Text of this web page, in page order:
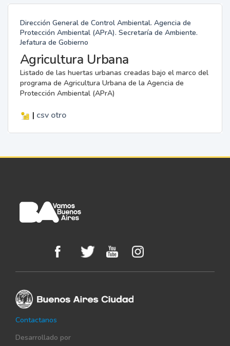
Dirección General de Control Ambiental. Agencia de
Protección Ambiental (APrA). Secretaría de Ambiente.
Jefatura de Gobierno
Agricultura Urbana
Listado de las huertas urbanas creadas bajo el marco del
programa de Agricultura Urbana de la Agencia de
Protección Ambiental (APrA)
| csv otro
Contactanos
Desarrollado por